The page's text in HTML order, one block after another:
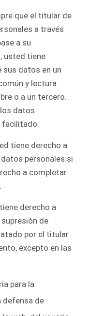
que el titular de
a través
a su
usted tiene
sus datos en un
y lectura
o a un tercero.
datos
facilitado.
tiene derecho a
personales si
a completar
derecho a
de
por el titular
excepto en las
para la
defensa de